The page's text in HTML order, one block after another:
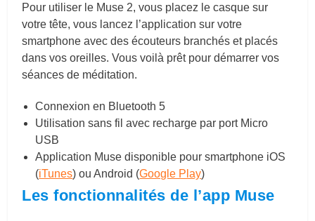
Pour utiliser le Muse 2, vous placez le casque sur
votre tête, vous lancez l’application sur votre
smartphone avec des écouteurs branchés et placés
dans vos oreilles. Vous voilà prêt pour démarrer vos
séances de méditation.
Connexion en Bluetooth 5
Utilisation sans fil avec recharge par port Micro
USB
Application Muse disponible pour smartphone iOS
(iTunes) ou Android (Google Play)
Les fonctionnalités de l’app Muse